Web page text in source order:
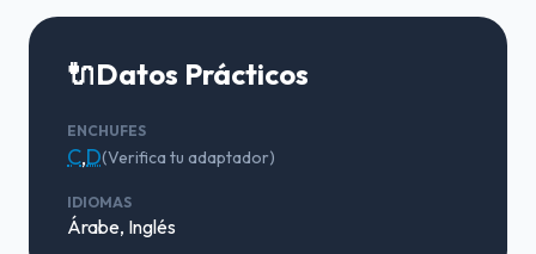
🔌Datos Prácticos
ENCHUFES
C,D(Verifica tu adaptador)
IDIOMAS
Árabe, Inglés